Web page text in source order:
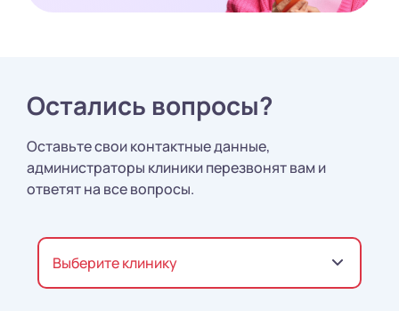
Остались вопросы?
Оставьте свои контактные данные,
администраторы клиники перезвонят вам и
ответят на все вопросы.
Выберите клинику